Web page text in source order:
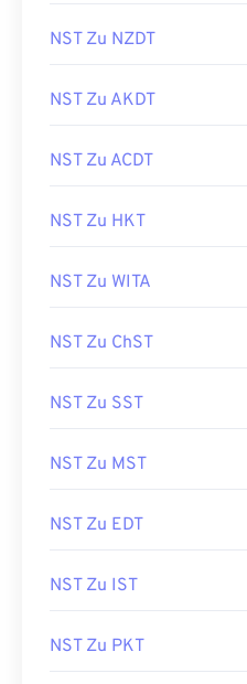
NST Zu NZDT
NST Zu AKDT
NST Zu ACDT
NST Zu HKT
NST Zu WITA
NST Zu ChST
NST Zu SST
NST Zu MST
NST Zu EDT
NST Zu IST
NST Zu PKT